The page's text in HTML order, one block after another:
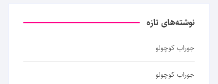
نوشته‌های تازه
جوراب کوچولو
جوراب کوچولو